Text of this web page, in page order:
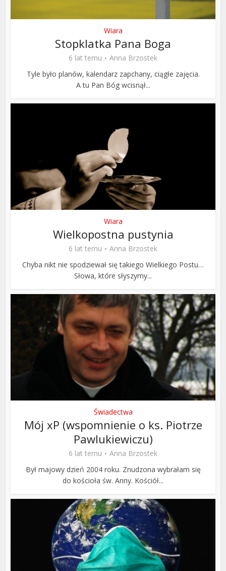
Wiara
Stopklatka Pana Boga
6 lat temu
Anna Brzostek
Tyle było planów, kalendarz zapchany, ciągłe zajęcia.
A tu Pan Bóg wcisnął...
Wiara
Wielkopostna pustynia
6 lat temu
Anna Brzostek
Chyba nikt nie spodziewał się takiego Wielkiego Postu…
Słowa, które słyszymy...
Świadectwa
Mój xP (wspomnienie o ks. Piotrze
Pawlukiewiczu)
6 lat temu
Anna Brzostek
Był majowy dzień 2004 roku. Znudzona wybrałam się
do kościoła św. Anny. Kościół...